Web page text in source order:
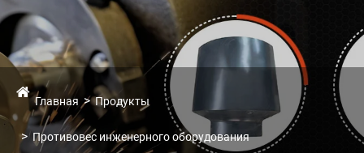
Главная Продукты
Противовес инженерного оборудования